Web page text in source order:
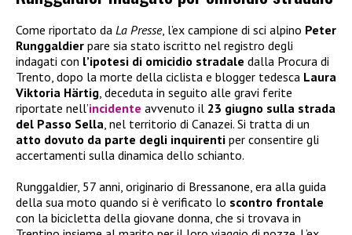
Come riportato da La Presse, l’ex campione di sci alpino Peter
Runggaldier pare sia stato iscritto nel registro degli
indagati con l’ipotesi di omicidio stradale dalla Procura di
Trento, dopo la morte della ciclista e blogger tedesca Laura
Viktoria Härtig, deceduta in seguito alle gravi ferite
riportate nell’incidente avvenuto il 23 giugno sulla strada
del Passo Sella, nel territorio di Canazei. Si tratta di un
atto dovuto da parte degli inquirenti per consentire gli
accertamenti sulla dinamica dello schianto.
Runggaldier, 57 anni, originario di Bressanone, era alla guida
della sua moto quando si è verificato lo scontro frontale
con la bicicletta della giovane donna, che si trovava in